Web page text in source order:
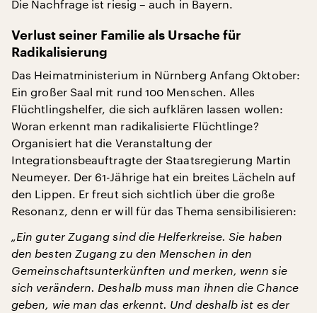
Die Nachfrage ist riesig – auch in Bayern.
Verlust seiner Familie als Ursache für
Radikalisierung
Das Heimatministerium in Nürnberg Anfang Oktober:
Ein großer Saal mit rund 100 Menschen. Alles
Flüchtlingshelfer, die sich aufklären lassen wollen:
Woran erkennt man radikalisierte Flüchtlinge?
Organisiert hat die Veranstaltung der
Integrationsbeauftragte der Staatsregierung Martin
Neumeyer. Der 61-Jährige hat ein breites Lächeln auf
den Lippen. Er freut sich sichtlich über die große
Resonanz, denn er will für das Thema sensibilisieren:
„Ein guter Zugang sind die Helferkreise. Sie haben
den besten Zugang zu den Menschen in den
Gemeinschaftsunterkünften und merken, wenn sie
sich verändern. Deshalb muss man ihnen die Chance
geben, wie man das erkennt. Und deshalb ist es der